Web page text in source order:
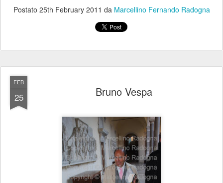
Postato 25th February 2011 da Marcellino Fernando Radogna
FEB
25 Bruno Vespa